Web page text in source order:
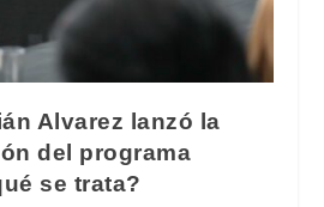
Alvarez lanzó la
del programa
se trata?